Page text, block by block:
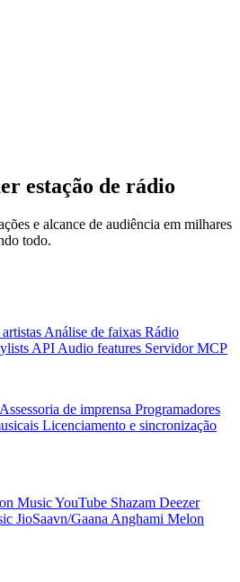
estação de rádio
e alcance de audiência em milhares
todo.
Análise de faixas Rádio
API Audio features Servidor MCP
Assessoria de imprensa Programadores
Licenciamento e sincronização
MusicYouTube Shazam Deezer
JioSaavn/Gaana Anghami Melon